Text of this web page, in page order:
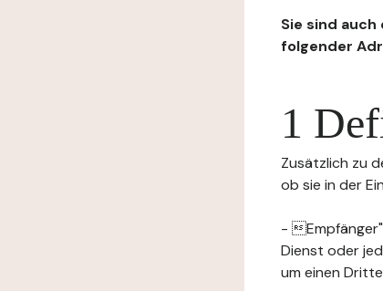
Sie sind
folgender
1
Zusätzlich zu
ob sie in der
-
Dienst oder
um einen